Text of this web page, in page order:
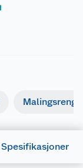
Spesifikasjoner